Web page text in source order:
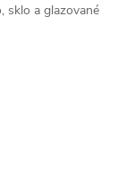
sklo a glazované